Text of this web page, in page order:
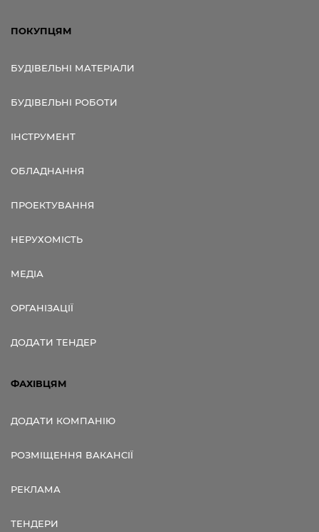
ПОКУПЦЯМ
БУДІВЕЛЬНІ МАТЕРІАЛИ
БУДІВЕЛЬНІ РОБОТИ
ІНСТРУМЕНТ
ОБЛАДНАННЯ
ПРОЕКТУВАННЯ
НЕРУХОМІСТЬ
МЕДІА
ОРГАНІЗАЦІЇ
ДОДАТИ ТЕНДЕР
ФАХІВЦЯМ
ДОДАТИ КОМПАНІЮ
РОЗМІЩЕННЯ ВАКАНСІЇ
РЕКЛАМА
ТЕНДЕРИ